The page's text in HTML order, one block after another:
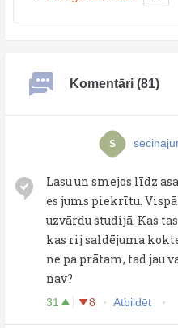
Komentāri (81)
S
Lasu un smejos līdz
es jums piekrītu.
uzvārdu studijā. Kas
kas rij saldējuma
ne pa prātam, tad jau
nav?
31 8 Atbildēt